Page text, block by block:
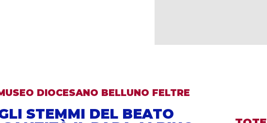
DIOCESANO BELLUNO FELTRE
STEMMI DEL BEATO